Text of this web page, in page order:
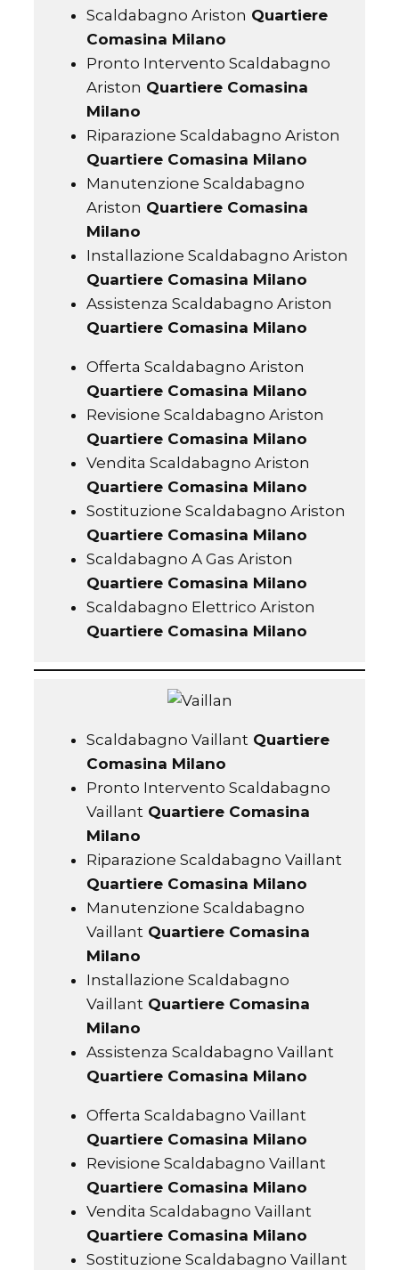
Scaldabagno Ariston Quartiere
Comasina Milano
Pronto Intervento Scaldabagno
Ariston Quartiere Comasina
Milano
Riparazione Scaldabagno Ariston
Quartiere Comasina Milano
Manutenzione Scaldabagno
Ariston Quartiere Comasina
Milano
Installazione Scaldabagno Ariston
Quartiere Comasina Milano
Assistenza Scaldabagno Ariston
Quartiere Comasina Milano
Offerta Scaldabagno Ariston
Quartiere Comasina Milano
Revisione Scaldabagno Ariston
Quartiere Comasina Milano
Vendita Scaldabagno Ariston
Quartiere Comasina Milano
Sostituzione Scaldabagno Ariston
Quartiere Comasina Milano
Scaldabagno A Gas Ariston
Quartiere Comasina Milano
Scaldabagno Elettrico Ariston
Quartiere Comasina Milano
Scaldabagno VaillantQuartiere
Comasina Milano
Pronto Intervento Scaldabagno
VaillantQuartiere Comasina
Milano
Riparazione Scaldabagno Vaillant
Quartiere Comasina Milano
Manutenzione Scaldabagno
VaillantQuartiere Comasina
Milano
Installazione Scaldabagno
VaillantQuartiere Comasina
Milano
Assistenza Scaldabagno Vaillant
Quartiere Comasina Milano
Offerta Scaldabagno Vaillant
Quartiere Comasina Milano
Revisione Scaldabagno Vaillant
Quartiere Comasina Milano
Vendita Scaldabagno Vaillant
Quartiere Comasina Milano
Sostituzione Scaldabagno Vaillant